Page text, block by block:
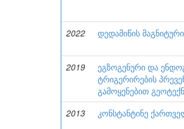
2022
დედამიწის
2019
ეგზოგენური და
ტრიგერირების
გამოყენებით
2013
კონსტანტინე